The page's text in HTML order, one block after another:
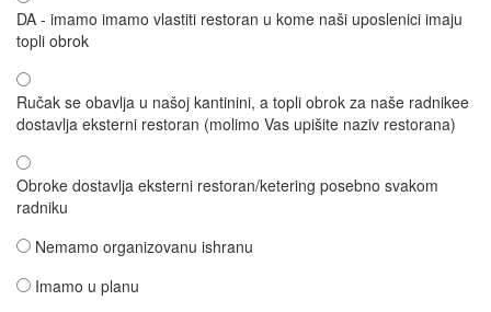
DA - imamo imamo vlastiti restoran u kome naši uposlenici imaju
topli obrok
Ručak se obavlja u našoj kantinini, a topli obrok za naše radnikee
dostavlja eksterni restoran (molimo Vas upišite naziv restorana)
Obroke dostavlja eksterni restoran/ketering posebno svakom
radniku
Nemamo organizovanu ishranu
Imamo u planu